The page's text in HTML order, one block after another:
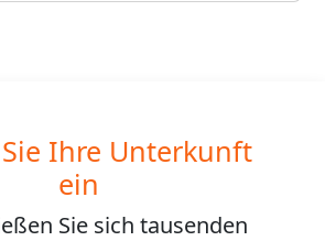
Ihre Unterkunft
ein
Sie sich tausenden